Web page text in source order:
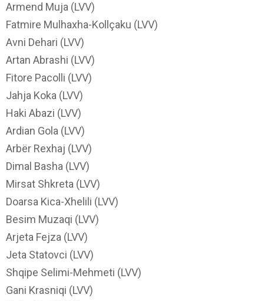
Armend Muja (LVV)
Fatmire Mulhaxha-Kollçaku (LVV)
Avni Dehari (LVV)
Artan Abrashi (LVV)
Fitore Pacolli (LVV)
Jahja Koka (LVV)
Haki Abazi (LVV)
Ardian Gola (LVV)
Arbër Rexhaj (LVV)
Dimal Basha (LVV)
Mirsat Shkreta (LVV)
Doarsa Kica-Xhelili (LVV)
Besim Muzaqi (LVV)
Arjeta Fejza (LVV)
Jeta Statovci (LVV)
Shqipe Selimi-Mehmeti (LVV)
Gani Krasniqi (LVV)